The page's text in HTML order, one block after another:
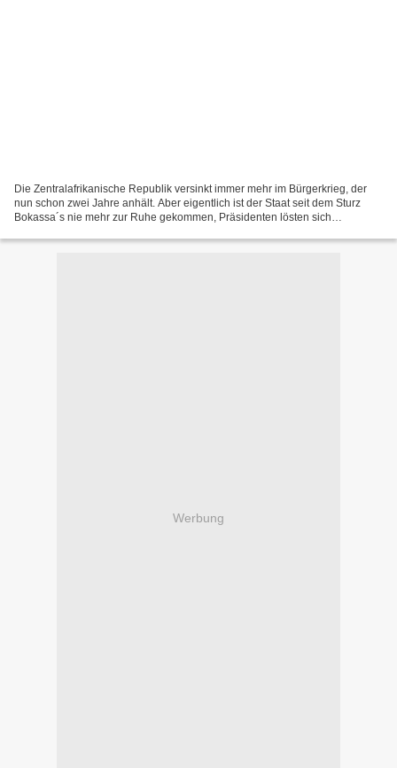
Die Zentralafrikanische Republik versinkt immer mehr im Bürgerkrieg, der
nun schon zwei Jahre anhält. Aber eigentlich ist der Staat seit dem Sturz
Bokassa´s nie mehr zur Ruhe gekommen, Präsidenten lösten sich
Werbung